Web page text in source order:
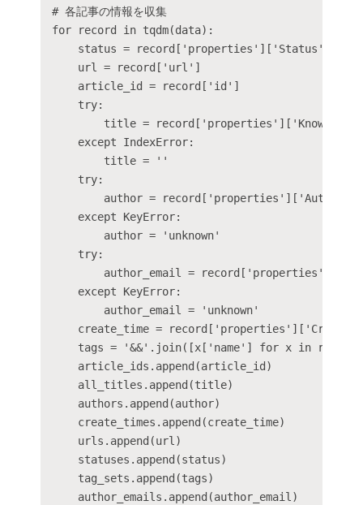
# 各記事の情報を収集
for record in tqdm(data):
status =
    url = record['url']
    article_id = record['id']
    try:
title =
    except IndexError:
        title = ''
    try:
author =
    except KeyError:
        author = 'unknown'
    try:
author_email =
    except KeyError:
        author_email = 'unknown'
create_time =
tags = '&&'.join([x['name'] for x in
    article_ids.append(article_id)
    all_titles.append(title)
    authors.append(author)
    create_times.append(create_time)
    urls.append(url)
    statuses.append(status)
    tag_sets.append(tags)
    author_emails.append(author_email)